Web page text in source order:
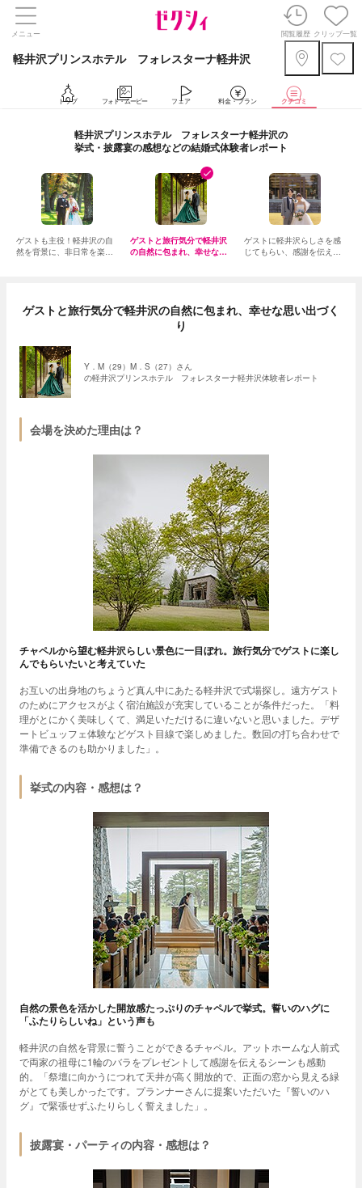
メニュー 閲覧履歴 クリップ一覧
軽井沢プリンスホテル フォレスターナ軽井沢
トップ フォト・ムービー フェア 料金・プラン クチコミ
軽井沢プリンスホテル フォレスターナ軽井沢の
挙式・披露宴の感想などの結婚式体験者レポート
ゲストも主役！軽井沢の自
然を背景に、非日常を楽し
ゲストと旅行気分で軽井沢
の自然に包まれ、幸せな思
ゲストに軽井沢らしさを感
じてもらい、感謝を伝える
ゲストと旅行気分で軽井沢の自然に包まれ、幸せな思い出づく
り
Y．M（29）M．S（27）さん
の軽井沢プリンスホテル フォレスターナ軽井沢体験者レポート
会場を決めた理由は？
チャペルから望む軽井沢らしい景色に一目ぼれ。旅行気分でゲストに楽し
んでもらいたいと考えていた
お互いの出身地のちょうど真ん中にあたる軽井沢で式場探し。遠方ゲスト
のためにアクセスがよく宿泊施設が充実していることが条件だった。「料
理がとにかく美味しくて、満足いただけるに違いないと思いました。デザ
ートビュッフェ体験などゲスト目線で楽しめました。数回の打ち合わせで
準備できるのも助かりました」。
挙式の内容・感想は？
自然の景色を活かした開放感たっぷりのチャペルで挙式。誓いのハグに
「ふたりらしいね」という声も
軽井沢の自然を背景に誓うことができるチャペル。アットホームな人前式
で両家の祖母に1輪のバラをプレゼントして感謝を伝えるシーンも感動
的。「祭壇に向かうにつれて天井が高く開放的で、正面の窓から見える緑
がとても美しかったです。プランナーさんに提案いただいた『誓いのハ
グ』で緊張せずふたりらしく誓えました」。
披露宴・パーティの内容・感想は？